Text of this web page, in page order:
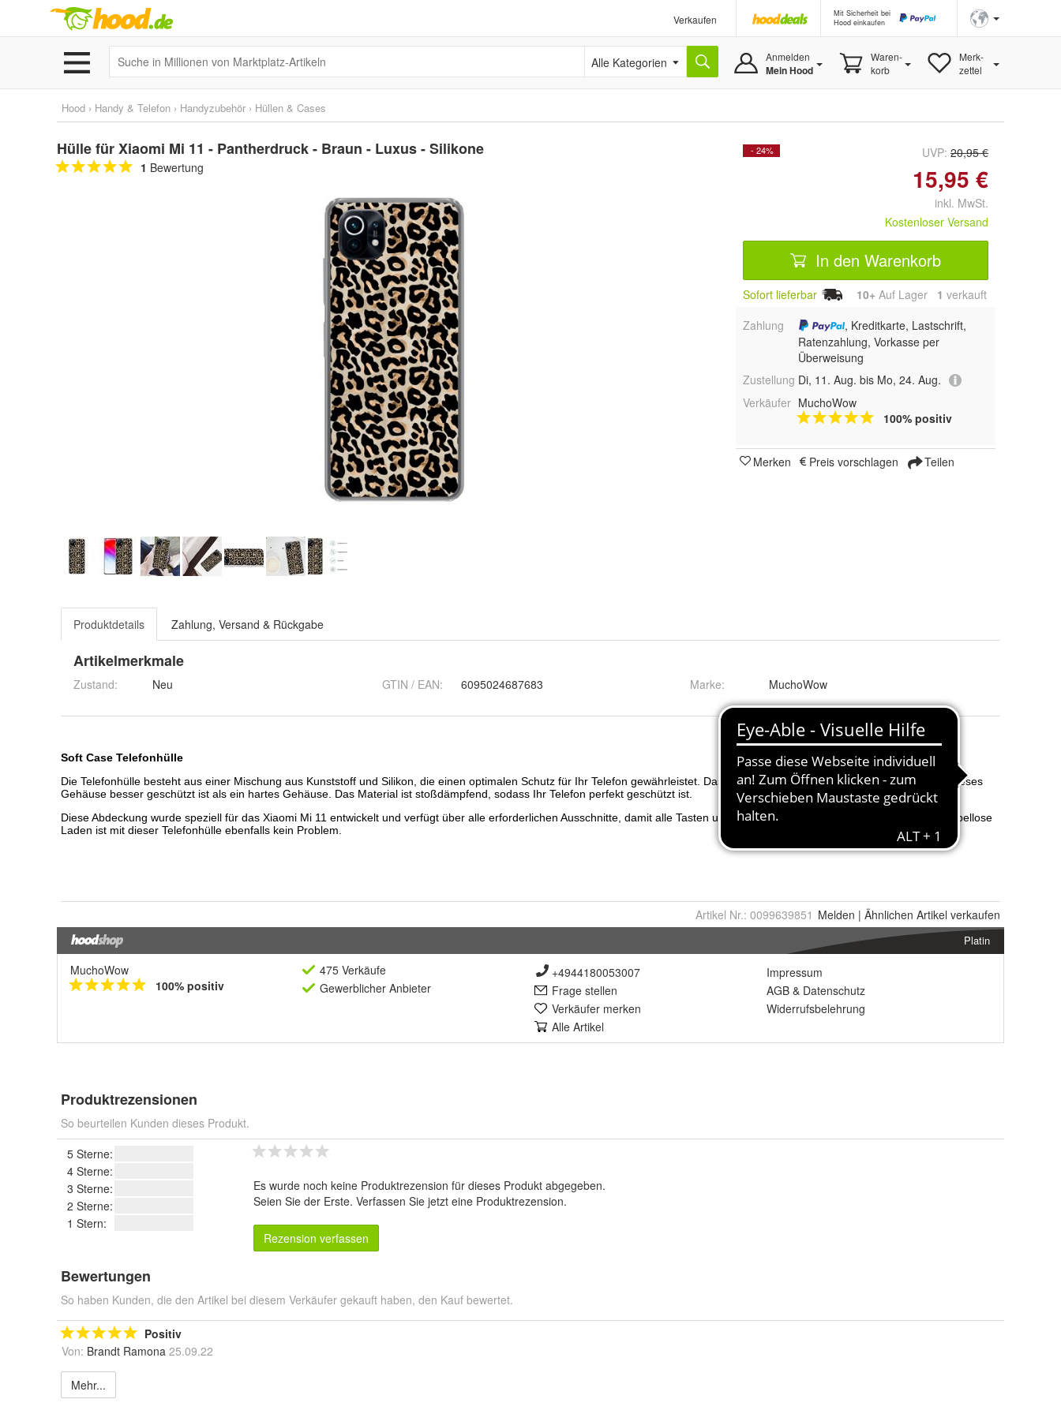
Verkaufen
Mit Sicherheit bei
Hood einkaufen
Alle Kategorien Anmelden
Mein Hood
Waren-
korb
Merk-
zettel
Hood › Handy & Telefon › Handyzubehör › Hüllen & Cases
Hülle für Xiaomi Mi 11 - Pantherdruck - Braun - Luxus - Silikone
1 Bewertung
- 24% UVP: 20,95 €
15,95 €
inkl. MwSt.
Kostenloser Versand
In den Warenkorb
Sofort lieferbar 10+ Auf Lager 1 verkauft
Zahlung
, Kreditkarte, Lastschrift,
Ratenzahlung, Vorkasse per
Überweisung
Zustellung Di, 11. Aug. bis Mo, 24. Aug.
Verkäufer MuchoWow
100% positiv
Merken Preis vorschlagen Teilen
Produktdetails Zahlung, Versand & Rückgabe
Artikelmerkmale
Zustand: Neu GTIN / EAN: 6095024687683 Marke: MuchoWow
Artikel Nr.: 0099639851 Melden | Ähnlichen Artikel verkaufen
Platin
MuchoWow
100% positiv
475 Verkäufe
Gewerblicher Anbieter
+4944180053007
Frage stellen
Verkäufer merken
Alle Artikel
Impressum
AGB & Datenschutz
Widerrufsbelehrung
Produktrezensionen
So beurteilen Kunden dieses Produkt.
5 Sterne:
4 Sterne:
3 Sterne:
2 Sterne:
1 Stern:
Es wurde noch keine Produktrezension für dieses Produkt abgegeben.
Seien Sie der Erste. Verfassen Sie jetzt eine Produktrezension.
Rezension verfassen
Bewertungen
So haben Kunden, die den Artikel bei diesem Verkäufer gekauft haben, den Kauf bewertet.
Positiv
Von: Brandt Ramona 25.09.22
Mehr...